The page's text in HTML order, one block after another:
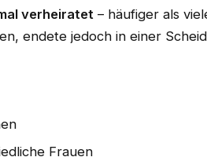
verheiratet – häufiger als
endete jedoch in einer
Frauen